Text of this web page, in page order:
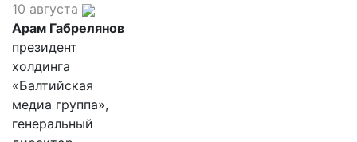
10 августа
Арам Габрелянов
президент
холдинга
«Балтийская
медиа группа»,
генеральный